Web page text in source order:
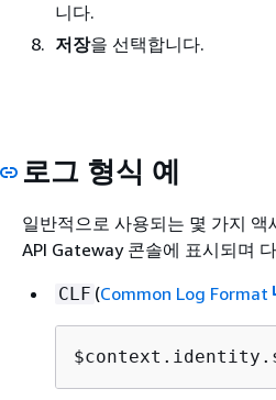
니다.
저장을 선택합니다.
로그 형식 예
일반적으로 사용되는 몇 가지
API Gateway 콘솔에 표시되며
CLF (Common Log Format